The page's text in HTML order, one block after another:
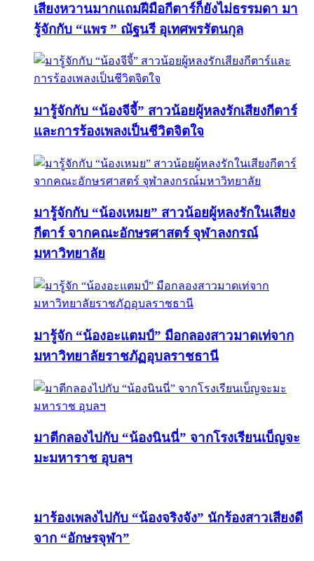
เสียงหวานมากแถมฝีมือกีตาร์ก็ยังไม่ธรรมดา มา
รู้จักกับ “แพร ” ณัฐนรี อุเทศพรรัตนกุล
มารู้จักกับ “น้องจีจี้” สาวน้อยผู้หลงรักเสียงกีตาร์
และการร้องเพลงเป็นชีวิตจิตใจ
มารู้จักกับ “น้องเหมย” สาวน้อยผู้หลงรักในเสียง
กีตาร์ จากคณะอักษรศาสตร์ จุฬาลงกรณ์
มหาวิทยาลัย
มารู้จัก “น้องอะแตมป์” มือกลองสาวมาดเท่จาก
มหาวิทยาลัยราชภัฏอุบลราชธานี
มาตีกลองไปกับ “น้องนินนี่” จากโรงเรียนเบ็ญจะ
มะมหาราช อุบลฯ
มาร้องเพลงไปกับ “น้องจริงจัง” นักร้องสาวเสียงดี
จาก “อักษรจุฬา”